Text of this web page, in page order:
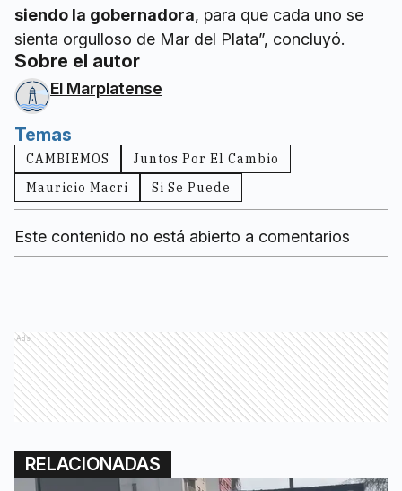
siendo la gobernadora, para que cada uno se
sienta orgulloso de Mar del Plata”, concluyó.
Sobre el autor
El Marplatense
Temas
CAMBIEMOS
Juntos Por El Cambio
Mauricio Macri
Si Se Puede
Este contenido no está abierto a comentarios
Ads
RELACIONADAS